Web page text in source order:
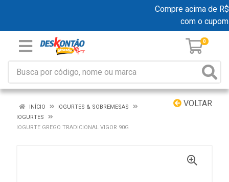
Compre acima de
com o cupom
0
VOLTAR
INÍCIO
IOGURTES & SOBREMESAS
IOGURTES
IOGURTE GREGO TRADICIONAL VIGOR 90G